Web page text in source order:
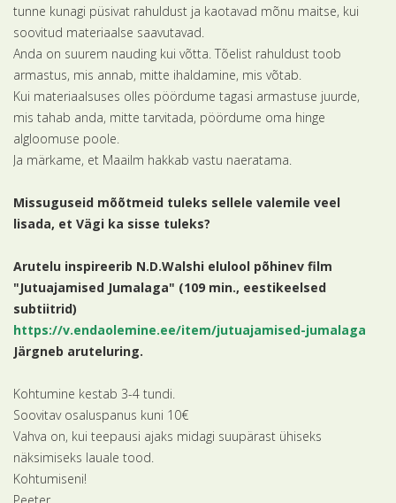
tunne kunagi püsivat rahuldust ja kaotavad mõnu maitse, kui
soovitud materiaalse saavutavad.
Anda on suurem nauding kui võtta. Tõelist rahuldust toob
armastus, mis annab, mitte ihaldamine, mis võtab.
Kui materiaalsuses olles pöördume tagasi armastuse juurde,
mis tahab anda, mitte tarvitada, pöördume oma hinge
algloomuse poole.
Ja märkame, et Maailm hakkab vastu naeratama.
Missuguseid mõõtmeid tuleks sellele valemile veel
lisada, et Vägi ka sisse tuleks?
Arutelu inspireerib N.D.Walshi elulool põhinev film
"Jutuajamised Jumalaga" (109 min., eestikeelsed
subtiitrid)
https://v.endaolemine.ee/item/jutuajamised-jumalaga
Järgneb aruteluring.
Kohtumine kestab 3-4 tundi.
Soovitav osaluspanus kuni 10€
Vahva on, kui teepausi ajaks midagi suupärast ühiseks
näksimiseks lauale tood.
Kohtumiseni!